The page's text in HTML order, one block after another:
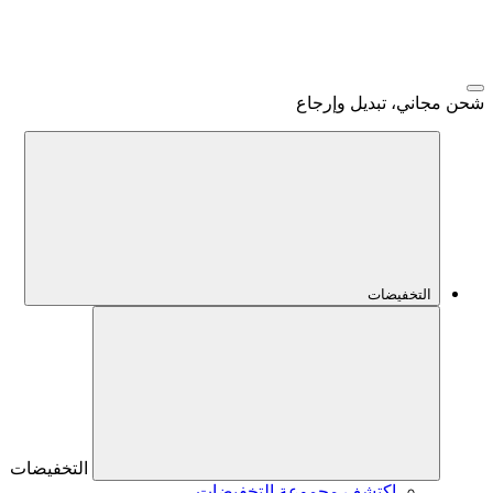
شحن مجاني، تبديل وإرجاع
التخفيضات
التخفيضات